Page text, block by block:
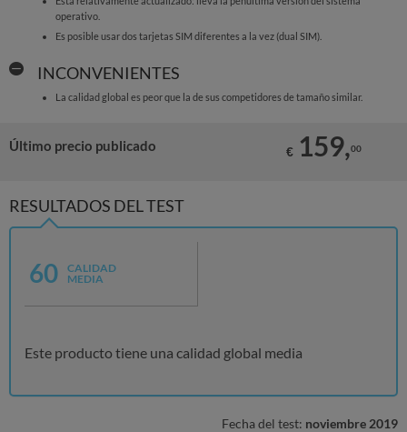
operativo.
Es posible usar dos tarjetas SIM diferentes a la vez (dual SIM).
INCONVENIENTES
La calidad global es peor que la de sus competidores de tamaño similar.
Último precio publicado € 159,00
RESULTADOS DEL TEST
60
CALIDAD
MEDIA
Este producto tiene una calidad global media
Fecha del test: noviembre 2019